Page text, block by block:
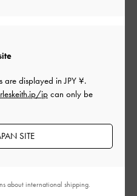
かった
役に立ちましたか？
are displayed inJPY ¥.
jpcan only be
SITE
about international shipping.